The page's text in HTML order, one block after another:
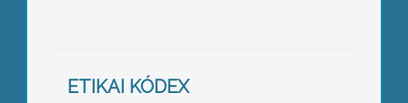
ETIKAI KÓDEX